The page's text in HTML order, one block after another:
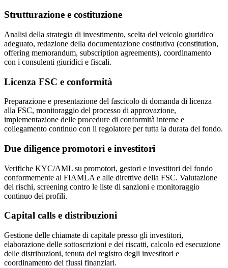
Strutturazione e costituzione
Analisi della strategia di investimento, scelta del veicolo giuridico
adeguato, redazione della documentazione costitutiva (constitution,
offering memorandum, subscription agreements), coordinamento
con i consulenti giuridici e fiscali.
Licenza FSC e conformità
Preparazione e presentazione del fascicolo di domanda di licenza
alla FSC, monitoraggio del processo di approvazione,
implementazione delle procedure di conformità interne e
collegamento continuo con il regolatore per tutta la durata del fondo.
Due diligence promotori e investitori
Verifiche KYC/AML su promotori, gestori e investitori del fondo
conformemente al FIAMLA e alle direttive della FSC. Valutazione
dei rischi, screening contro le liste di sanzioni e monitoraggio
continuo dei profili.
Capital calls e distribuzioni
Gestione delle chiamate di capitale presso gli investitori,
elaborazione delle sottoscrizioni e dei riscatti, calcolo ed esecuzione
delle distribuzioni, tenuta del registro degli investitori e
coordinamento dei flussi finanziari.